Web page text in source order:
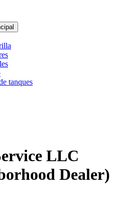
tanques
LLC
Dealer)